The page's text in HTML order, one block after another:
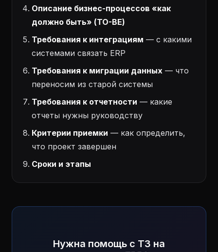
Описание бизнес-процессов «как
должно быть» (TO-BE)
Требования к интеграциям — с какими
системами связать ERP
Требования к миграции данных — что
переносим из старой системы
Требования к отчетности — какие
отчеты нужны руководству
Критерии приемки — как определить,
что проект завершен
Сроки и этапы
Нужна помощь с ТЗ на